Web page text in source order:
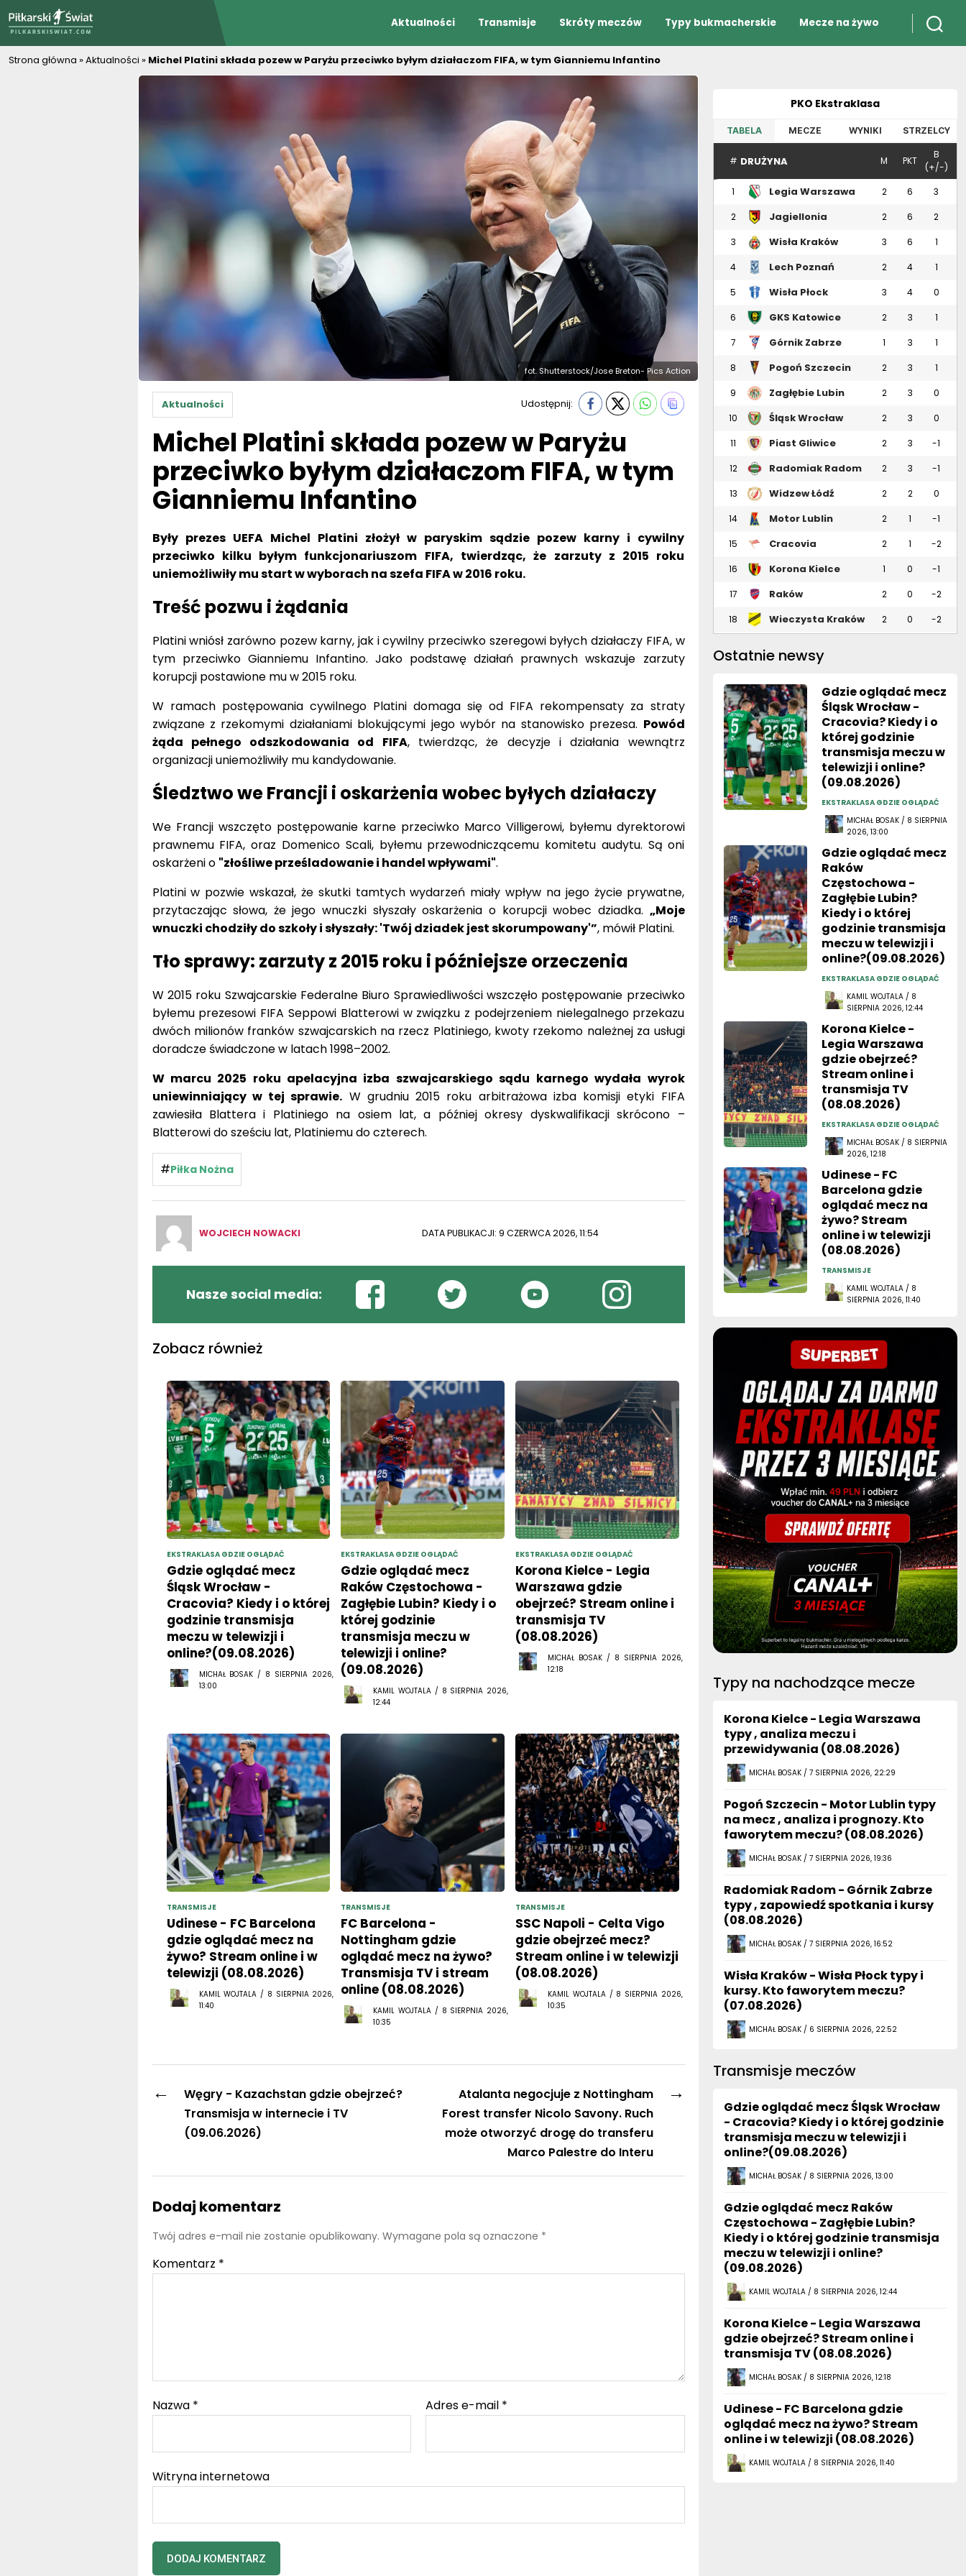
Aktualności Transmisje Skróty meczów Typy bukmacherskie Mecze na żywo
Strona główna »Aktualności » Michel Platini składa pozew w Paryżu przeciwko byłym działaczom FIFA, w tym Gianniemu Infantino
fot. Shutterstock/Jose Breton- Pics Action
Aktualności Udostępnij:
Michel Platini składa pozew w Paryżu
przeciwko byłym działaczom FIFA, w tym
Gianniemu Infantino
Były prezes UEFA Michel Platini złożył w paryskim sądzie pozew karny i cywilny
przeciwko kilku byłym funkcjonariuszom FIFA, twierdząc, że zarzuty z 2015 roku
uniemożliwiły mu start w wyborach na szefa FIFA w 2016 roku.
Treść pozwu i żądania
Platini wniósł zarówno pozew karny, jak i cywilny przeciwko szeregowi byłych działaczy FIFA, w
tym przeciwko Gianniemu Infantino. Jako podstawę działań prawnych wskazuje zarzuty
korupcji postawione mu w 2015 roku.
W ramach postępowania cywilnego Platini domaga się od FIFA rekompensaty za straty
związane z rzekomymi działaniami blokującymi jego wybór na stanowisko prezesa. Powód
żąda pełnego odszkodowania od FIFA, twierdząc, że decyzje i działania wewnątrz
organizacji uniemożliwiły mu kandydowanie.
Śledztwo we Francji i oskarżenia wobec byłych działaczy
We Francji wszczęto postępowanie karne przeciwko Marco Villigerowi, byłemu dyrektorowi
prawnemu FIFA, oraz Domenico Scali, byłemu przewodniczącemu komitetu audytu. Są oni
oskarżeni o "złośliwe prześladowanie i handel wpływami".
Platini w pozwie wskazał, że skutki tamtych wydarzeń miały wpływ na jego życie prywatne,
przytaczając słowa, że jego wnuczki słyszały oskarżenia o korupcji wobec dziadka. „Moje
wnuczki chodziły do szkoły i słyszały: 'Twój dziadek jest skorumpowany'”, mówił Platini.
Tło sprawy: zarzuty z 2015 roku i późniejsze orzeczenia
W 2015 roku Szwajcarskie Federalne Biuro Sprawiedliwości wszczęło postępowanie przeciwko
byłemu prezesowi FIFA Seppowi Blatterowi w związku z podejrzeniem nielegalnego przekazu
dwóch milionów franków szwajcarskich na rzecz Platiniego, kwoty rzekomo należnej za usługi
doradcze świadczone w latach 1998–2002.
W marcu 2025 roku apelacyjna izba szwajcarskiego sądu karnego wydała wyrok
uniewinniający w tej sprawie. W grudniu 2015 roku arbitrażowa izba komisji etyki FIFA
zawiesiła Blattera i Platiniego na osiem lat, a później okresy dyskwalifikacji skrócono –
Blatterowi do sześciu lat, Platiniemu do czterech.
#Piłka Nożna
WOJCIECH NOWACKI DATA PUBLIKACJI: 9 CZERWCA 2026, 11:54
Nasze social media:
Zobacz również
EKSTRAKLASA GDZIE OGLĄDAĆ
Gdzie oglądać mecz
Śląsk Wrocław -
Cracovia? Kiedy i o której
godzinie transmisja
meczu w telewizji i
online?(09.08.2026)
MICHAŁ BOSAK / 8 SIERPNIA 2026,
13:00
EKSTRAKLASA GDZIE OGLĄDAĆ
Gdzie oglądać mecz
Raków Częstochowa -
Zagłębie Lubin? Kiedy i o
której godzinie
transmisja meczu w
telewizji i online?
(09.08.2026)
KAMIL WOJTALA / 8 SIERPNIA 2026,
12:44
EKSTRAKLASA GDZIE OGLĄDAĆ
Korona Kielce - Legia
Warszawa gdzie
obejrzeć? Stream online i
transmisja TV
(08.08.2026)
MICHAŁ BOSAK / 8 SIERPNIA 2026,
12:18
TRANSMISJE
Udinese - FC Barcelona
gdzie oglądać mecz na
żywo? Stream online i w
telewizji (08.08.2026)
KAMIL WOJTALA / 8 SIERPNIA 2026,
11:40
TRANSMISJE
FC Barcelona -
Nottingham gdzie
oglądać mecz na żywo?
Transmisja TV i stream
online (08.08.2026)
KAMIL WOJTALA / 8 SIERPNIA 2026,
10:35
TRANSMISJE
SSC Napoli - Celta Vigo
gdzie obejrzeć mecz?
Stream online i w telewizji
(08.08.2026)
KAMIL WOJTALA / 8 SIERPNIA 2026,
10:35
←
Węgry - Kazachstan gdzie obejrzeć?
Transmisja w internecie i TV
(09.06.2026)
→
Atalanta negocjuje z Nottingham
Forest transfer Nicolo Savony. Ruch
może otworzyć drogę do transferu
Marco Palestre do Interu
Dodaj komentarz
Twój adres e-mail nie zostanie opublikowany. Wymagane pola są oznaczone *
Komentarz *
Nazwa * Adres e-mail *
Witryna internetowa
PKO Ekstraklasa
TABELA MECZE WYNIKI STRZELCY
# DRUŻYNA M PKT
B
(+/-)
1
Legia Warszawa 2 6 3
2
Jagiellonia
2 6 2
3 Wisła Kraków 3 6 1
4 Lech Poznań 2 4 1
5 Wisła Płock 3 4 0
6 GKS Katowice 2 3 1
7 Górnik Zabrze 1 3 1
8 Pogoń Szczecin 2 3 1
9 Zagłębie Lubin 2 3 0
10 Śląsk Wrocław 2 3 0
11 Piast Gliwice 2 3 -1
12 Radomiak Radom 2 3 -1
13 Widzew Łódź 2 2 0
14 Motor Lublin 2 1 -1
15 Cracovia 2 1 -2
16 Korona Kielce 1 0 -1
17
Raków
2 0 -2
18 Wieczysta Kraków 2 0 -2
Ostatnie newsy
Gdzie oglądać mecz
Śląsk Wrocław -
Cracovia? Kiedy i o
której godzinie
transmisja meczu w
telewizji i online?
(09.08.2026)
EKSTRAKLASA GDZIE OGLĄDAĆ
MICHAŁ BOSAK / 8 SIERPNIA
2026, 13:00
Gdzie oglądać mecz
Raków
Częstochowa -
Zagłębie Lubin?
Kiedy i o której
godzinie transmisja
meczu w telewizji i
online?(09.08.2026)
EKSTRAKLASA GDZIE OGLĄDAĆ
KAMIL WOJTALA / 8
SIERPNIA 2026, 12:44
Korona Kielce -
Legia Warszawa
gdzie obejrzeć?
Stream online i
transmisja TV
(08.08.2026)
EKSTRAKLASA GDZIE OGLĄDAĆ
MICHAŁ BOSAK / 8 SIERPNIA
2026, 12:18
Udinese - FC
Barcelona gdzie
oglądać mecz na
żywo? Stream
online i w telewizji
(08.08.2026)
TRANSMISJE
KAMIL WOJTALA / 8
SIERPNIA 2026, 11:40
Typy na nachodzące mecze
Korona Kielce - Legia Warszawa
typy , analiza meczu i
przewidywania (08.08.2026)
MICHAŁ BOSAK / 7 SIERPNIA 2026, 22:29
Pogoń Szczecin - Motor Lublin typy
na mecz , analiza i prognozy. Kto
faworytem meczu? (08.08.2026)
MICHAŁ BOSAK / 7 SIERPNIA 2026, 19:36
Radomiak Radom - Górnik Zabrze
typy , zapowiedź spotkania i kursy
(08.08.2026)
MICHAŁ BOSAK / 7 SIERPNIA 2026, 16:52
Wisła Kraków - Wisła Płock typy i
kursy. Kto faworytem meczu?
(07.08.2026)
MICHAŁ BOSAK / 6 SIERPNIA 2026, 22:52
Transmisje meczów
Gdzie oglądać mecz Śląsk Wrocław
- Cracovia? Kiedy i o której godzinie
transmisja meczu w telewizji i
online?(09.08.2026)
MICHAŁ BOSAK / 8 SIERPNIA 2026, 13:00
Gdzie oglądać mecz Raków
Częstochowa - Zagłębie Lubin?
Kiedy i o której godzinie transmisja
meczu w telewizji i online?
(09.08.2026)
KAMIL WOJTALA / 8 SIERPNIA 2026, 12:44
Korona Kielce - Legia Warszawa
gdzie obejrzeć? Stream online i
transmisja TV (08.08.2026)
MICHAŁ BOSAK / 8 SIERPNIA 2026, 12:18
Udinese - FC Barcelona gdzie
oglądać mecz na żywo? Stream
online i w telewizji (08.08.2026)
KAMIL WOJTALA / 8 SIERPNIA 2026, 11:40